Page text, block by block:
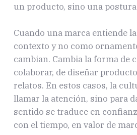
un producto, sino una
Cuando una marca entiende
contexto y no como
cambian. Cambia la forma de
colaborar, de diseñar
relatos. En estos casos, la
llamar la atención, sino para
sentido se traduce en
con el tiempo, en valor de